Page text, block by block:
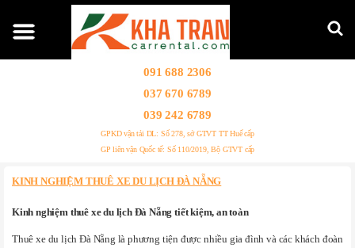
091 688 2306
037 670 6789
039 242 6789
GPKD vận tải DL: Số 278, sở GTVT TT Huế cấp
GP liên vận Quốc tế: Số 110/2019, Bộ GTVT cấp
KINH NGHIỆM THUÊ XE DU LỊCH ĐÀ NẴNG
Kinh nghiệm thuê xe du lịch Đà Nẵng tiết kiệm, an toàn
Thuê xe du lịch Đà Nẵng là phương tiện được nhiều gia đình và các khách đoàn